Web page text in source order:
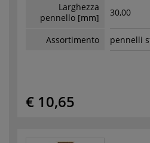
Larghezza
pennello [mm]
30,00
Assortimento pennelli
€ 10,65